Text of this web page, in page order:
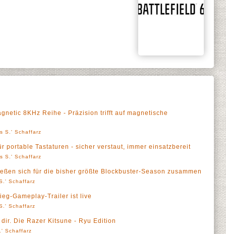
8KHz Reihe - Präzision trifft auf magnetische
S.' Schaffarz
portable Tastaturen - sicher verstaut, immer einsatzbereit
S.' Schaffarz
sich für die bisher größte Blockbuster-Season zusammen
Schaffarz
Gameplay-Trailer ist live
Schaffarz
Die Razer Kitsune - Ryu Edition
Schaffarz